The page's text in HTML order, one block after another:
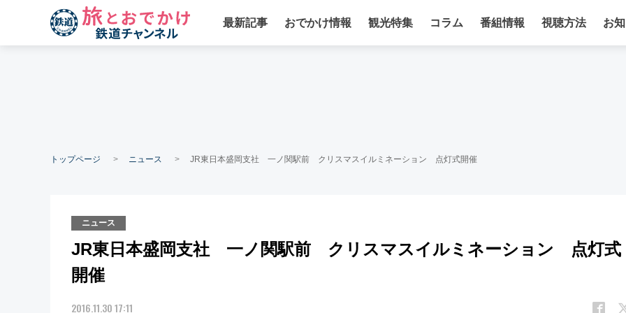
最新記事 おでかけ情報 観光特集 コラム 番組情報 視聴方法 お
トップページ ニュース JR東日本盛岡支社 一ノ関駅前 クリスマスイルミネーション 点灯式開催
ニュース
JR東日本盛岡支社 一ノ関駅前 クリスマスイルミネーション 点灯式
開催
2016.11.30 17:11